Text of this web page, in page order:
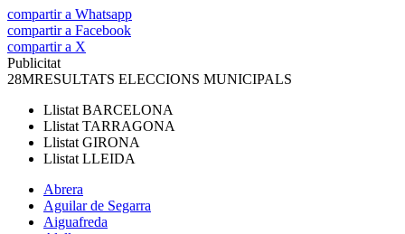
compartir a Whatsapp
compartir a Facebook
compartir a X
Publicitat
28MRESULTATS ELECCIONS MUNICIPALS
Llistat BARCELONA
Llistat TARRAGONA
Llistat GIRONA
Llistat LLEIDA
Abrera
Aguilar de Segarra
Aiguafreda